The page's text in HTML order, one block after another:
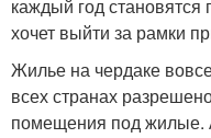
каждый год
хочет выйти за рамки
Жилье на чердаке
всех странах
помещения под жилые.